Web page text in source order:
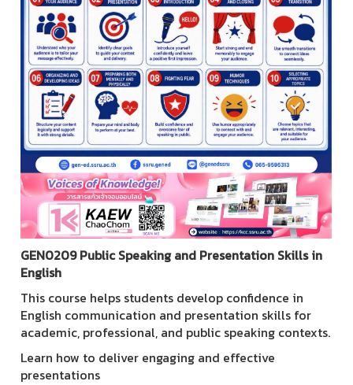
GEN0209 Public Speaking and Presentation Skills in
English
This course helps students develop confidence in
English communication and presentation skills for
academic, professional, and public speaking contexts.
Learn how to deliver engaging and effective
presentations